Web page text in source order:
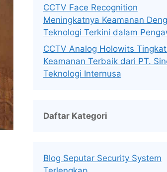
CCTV Face Recognition
Meningkatnya Keamanan
Teknologi Terkini dalam
CCTV Analog Holowits
Keamanan Terbaik dari PT.
Teknologi Internusa
Daftar Kategori
Blog Seputar Security System